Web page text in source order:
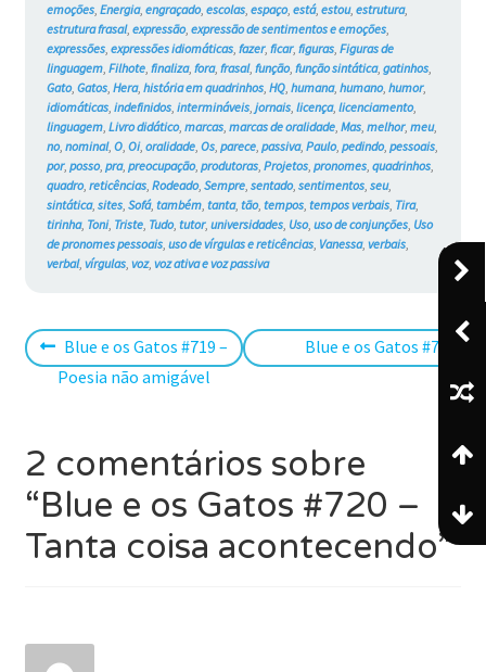
emoções, Energia, engraçado, escolas, espaço, está, estou, estrutura,
estrutura frasal, expressão, expressão de sentimentos e emoções,
expressões, expressões idiomáticas, fazer, ficar, figuras, Figuras de
linguagem, Filhote, finaliza, fora, frasal, função, função sintática, gatinhos,
Gato, Gatos, Hera, história em quadrinhos, HQ, humana, humano, humor,
idiomáticas, indefinidos, intermináveis, jornais, licença, licenciamento,
linguagem, Livro didático, marcas, marcas de oralidade, Mas, melhor, meu,
no, nominal, O, Oi, oralidade, Os, parece, passiva, Paulo, pedindo, pessoais,
por, posso, pra, preocupação, produtoras, Projetos, pronomes, quadrinhos,
quadro, reticências, Rodeado, Sempre, sentado, sentimentos, seu,
sintática, sites, Sofá, também, tanta, tão, tempos, tempos verbais, Tira,
tirinha, Toni, Triste, Tudo, tutor, universidades, Uso, uso de conjunções, Uso
de pronomes pessoais, uso de vírgulas e reticências, Vanessa, verbais,
verbal, vírgulas, voz, voz ativa e voz passiva
Navegação
de
Post
anterior:
Blue e os Gatos #719 –
Poesia não amigável
Próximo
Blue e os Gatos #721 –
2 comentários sobre
“Blue e os Gatos #720 –
Tanta coisa acontecendo”